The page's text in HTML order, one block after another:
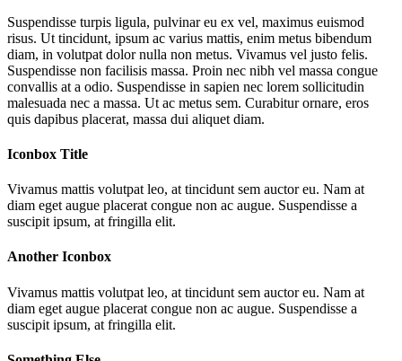
Suspendisse turpis ligula, pulvinar eu ex vel, maximus euismod
risus. Ut tincidunt, ipsum ac varius mattis, enim metus bibendum
diam, in volutpat dolor nulla non metus. Vivamus vel justo felis.
Suspendisse non facilisis massa. Proin nec nibh vel massa congue
convallis at a odio. Suspendisse in sapien nec lorem sollicitudin
malesuada nec a massa. Ut ac metus sem. Curabitur ornare, eros
quis dapibus placerat, massa dui aliquet diam.
Iconbox Title
Vivamus mattis volutpat leo, at tincidunt sem auctor eu. Nam at
diam eget augue placerat congue non ac augue. Suspendisse a
suscipit ipsum, at fringilla elit.
Another Iconbox
Vivamus mattis volutpat leo, at tincidunt sem auctor eu. Nam at
diam eget augue placerat congue non ac augue. Suspendisse a
suscipit ipsum, at fringilla elit.